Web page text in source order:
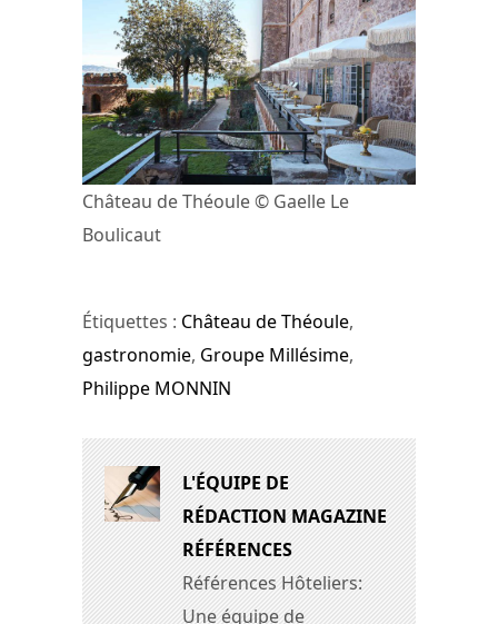
Château de Théoule © Gaelle Le
Boulicaut
Étiquettes : Château de Théoule,
gastronomie, Groupe Millésime,
Philippe MONNIN
L'ÉQUIPE DE
RÉDACTION MAGAZINE
RÉFÉRENCES
Références Hôteliers:
Une équipe de